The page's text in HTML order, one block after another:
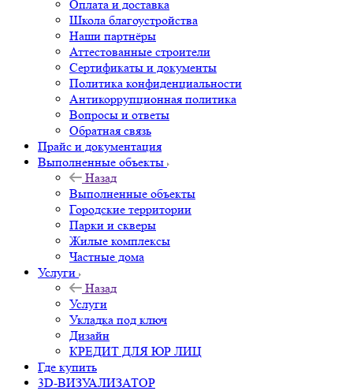
Оплата и доставка
Школа благоустройства
Наши партнёры
Аттестованные строители
Сертификаты и документы
Политика конфиденциальности
Антикоррупционная политика
Вопросы и ответы
Обратная связь
Прайс и документация
Выполненные объекты
Назад
Выполненные объекты
Городские территории
Парки и скверы
Жилые комплексы
Частные дома
Услуги
Назад
Услуги
Укладка под ключ
Дизайн
КРЕДИТ ДЛЯ ЮР ЛИЦ
Где купить
3D-ВИЗУАЛИЗАТОР